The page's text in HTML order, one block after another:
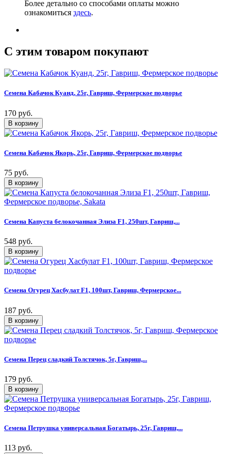
Более детально со способами оплаты можно
ознакомиться здесь.
C этим товаром покупают
Семена Кабачок Куанд, 25г, Гавриш, Фермерское подворье
170 руб.
Семена Кабачок Якорь, 25г, Гавриш, Фермерское подворье
75 руб.
Семена Капуста белокочанная Элиза F1, 250шт, Гавриш,...
548 руб.
Семена Огурец Хасбулат F1, 100шт, Гавриш, Фермерское...
187 руб.
Семена Перец сладкий Толстячок, 5г, Гавриш,...
179 руб.
Семена Петрушка универсальная Богатырь, 25г, Гавриш,...
113 руб.